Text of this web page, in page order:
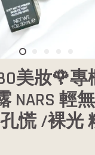
美妝🌹
NARS 輕
慌 /裸光